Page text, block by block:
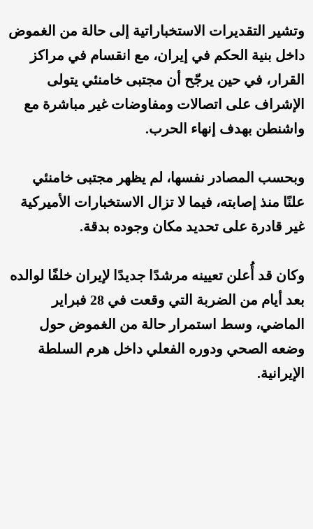
وتشير التقديرات الاستخباراتية إلى حالة من الغموض
داخل بنية الحكم في إيران، مع انقسام في مراكز
القرار، في حين يرجّح أن مجتبى خامنئي يتولى
الإشراف على اتصالات ومفاوضات غير مباشرة مع
واشنطن بهدف إنهاء الحرب.
وبحسب المصادر نفسها، لم يظهر مجتبى خامنئي
علنًا منذ إصابته، فيما لا تزال الاستخبارات الأميركية
غير قادرة على تحديد مكان وجوده بدقة.
وكان قد أُعلن تعيينه مرشدًا جديدًا لإيران خلفًا لوالده
بعد أيام من الضربة التي وقعت في 28 فبراير
الماضي، وسط استمرار حالة من الغموض حول
وضعه الصحي ودوره الفعلي داخل هرم السلطة
الإيرانية.